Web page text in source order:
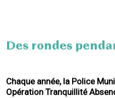
Des rondes
Chaque année, la Police
Opération Tranquillité